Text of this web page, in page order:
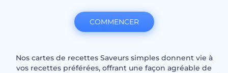
Nos cartes de recettes Saveurs simples donnent vie à
vos recettes préférées, offrant une façon agréable de
COMMENCER